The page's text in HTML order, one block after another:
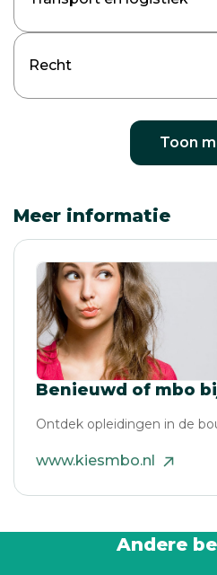
Recht
Toon
Meer informatie
Benieuwd of mbo
Ontdek opleidingen in de
www.kiesmbo.nl
Andere